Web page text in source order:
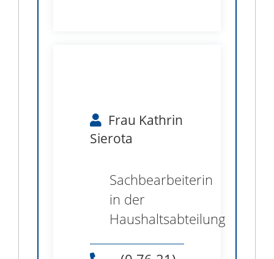
Frau Kathrin
Sierota
Sachbearbeiterin
in der
Haushaltsabteilung